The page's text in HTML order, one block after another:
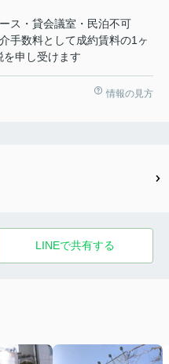
ス・貸会議室・民泊不可
手数料として成約賃料の1ヶ
を申し受けます
情報の見方
LINEで共有する